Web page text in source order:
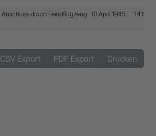
Abschuss durch Feindflugzeug 10 April 1945 14196
CSV Export PDF Export Drucken